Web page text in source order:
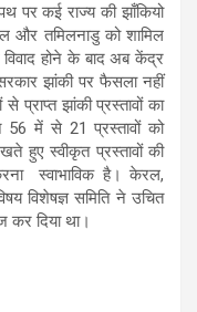
पर कई राज्य की झाँकियो
और तमिलनाडु को शामिल
होने के बाद अब केंद्र
झांकी पर फैसला नहीं
प्राप्त झांकी प्रस्तावों का
56 में से 21 प्रस्तावों को
हुए स्वीकृत प्रस्तावों की
स्वाभाविक है। केरल,
विशेषज्ञ समिति ने उचित
कर दिया था।